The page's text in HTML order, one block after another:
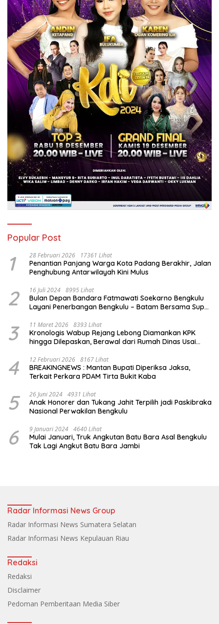
Popular Post
1 28 Februari 2026 17361 Lihat
Penantian Panjang Warga Kota Padang Berakhir, Jalan
Penghubung Antarwilayah Kini Mulus
2 16 Juli 2024 8995 Lihat
Bulan Depan Bandara Fatmawati Soekarno Bengkulu
Layani Penerbangan Bengkulu – Batam Bersama Super
3 11 Maret 2026 8393 Lihat
Kronologis Wabup Rejang Lebong Diamankan KPK
hingga Dilepaskan, Berawal dari Rumah Dinas Usai
4 12 Februari 2026 8167 Lihat
BREAKINGNEWS : Mantan Bupati Diperiksa Jaksa,
Terkait Perkara PDAM Tirta Bukit Kaba
5 26 Juni 2024 4931 Lihat
Anak Honorer dan Tukang Jahit Terpilih jadi Paskibraka
Nasional Perwakilan Bengkulu
6 9 Januari 2024 4640 Lihat
Mulai Januari, Truk Angkutan Batu Bara Asal Bengkulu
Tak Lagi Angkut Batu Bara Jambi
Radar Informasi News Group
Radar Informasi News Sumatera Selatan
Radar Informasi News Kepulauan Riau
Redaksi
Redaksi
Disclaimer
Pedoman Pemberitaan Media Siber